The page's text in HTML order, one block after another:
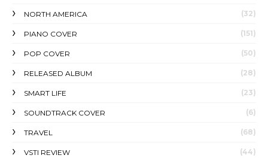
NORTH AMERICA (32)
PIANO COVER (151)
POP COVER (50)
RELEASED ALBUM (28)
SMART LIFE (23)
SOUNDTRACK COVER (6)
TRAVEL (68)
VSTI REVIEW (44)